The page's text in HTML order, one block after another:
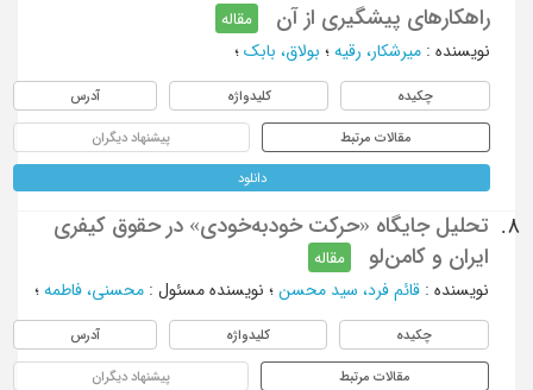
راهکارهای پیشگیری از آن
مقاله
نویسنده: ميرشكار، رقيه؛ بولاق، بابك؛
چکیده کلیدواژه آدرس
مقالات مرتبط پیشنهاد دیگران
دانلود
8.
تحلیل جایگاه «حرکت خودبه‌خودی» در حقوق کیفری
ایران و کامن‌لو
مقاله
نویسنده: قائم فرد، سید محسن؛ نویسنده مسئول : محسنی، فاطمه؛
چکیده کلیدواژه آدرس
مقالات مرتبط پیشنهاد دیگران